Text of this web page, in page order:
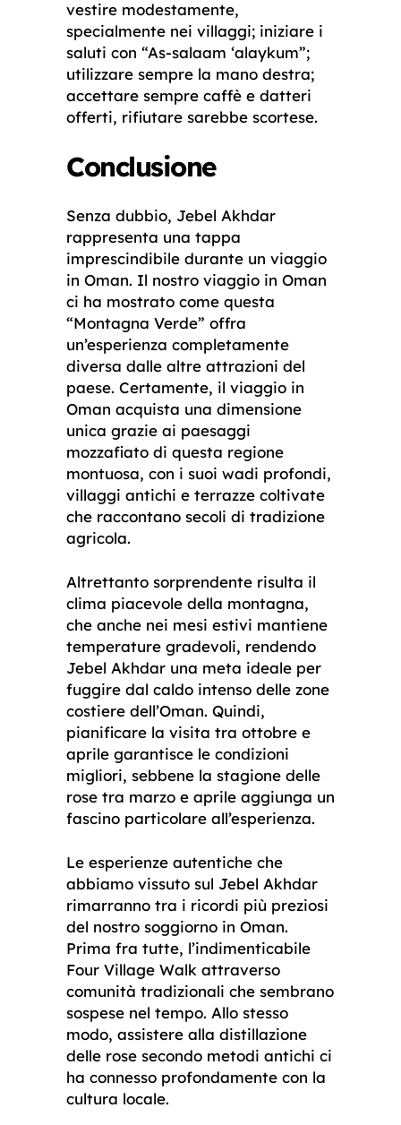
vestire modestamente,
specialmente nei villaggi; iniziare i
saluti con “As-salaam ‘alaykum”;
utilizzare sempre la mano destra;
accettare sempre caffè e datteri
offerti, rifiutare sarebbe scortese.
Conclusione
Senza dubbio, Jebel Akhdar
rappresenta una tappa
imprescindibile durante un viaggio
in Oman. Il nostro viaggio in Oman
ci ha mostrato come questa
“Montagna Verde” offra
un’esperienza completamente
diversa dalle altre attrazioni del
paese. Certamente, il viaggio in
Oman acquista una dimensione
unica grazie ai paesaggi
mozzafiato di questa regione
montuosa, con i suoi wadi profondi,
villaggi antichi e terrazze coltivate
che raccontano secoli di tradizione
agricola.
Altrettanto sorprendente risulta il
clima piacevole della montagna,
che anche nei mesi estivi mantiene
temperature gradevoli, rendendo
Jebel Akhdar una meta ideale per
fuggire dal caldo intenso delle zone
costiere dell’Oman. Quindi,
pianificare la visita tra ottobre e
aprile garantisce le condizioni
migliori, sebbene la stagione delle
rose tra marzo e aprile aggiunga un
fascino particolare all’esperienza.
Le esperienze autentiche che
abbiamo vissuto sul Jebel Akhdar
rimarranno tra i ricordi più preziosi
del nostro soggiorno in Oman.
Prima fra tutte, l’indimenticabile
Four Village Walk attraverso
comunità tradizionali che sembrano
sospese nel tempo. Allo stesso
modo, assistere alla distillazione
delle rose secondo metodi antichi ci
ha connesso profondamente con la
cultura locale.